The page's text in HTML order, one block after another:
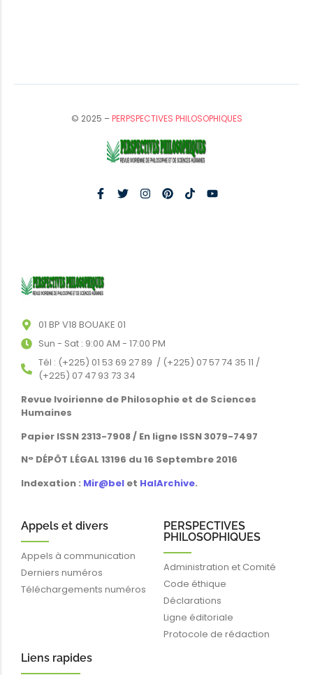
© 2025 –PERPSPECTIVES PHILOSOPHIQUES
01 BP V18 BOUAKE 01
Sun - Sat : 9:00 AM - 17:00 PM
Tél : (+225) 01 53 69 27 89 / (+225) 07 57 74 35 11 /
(+225) 07 47 93 73 34
Revue Ivoirienne de Philosophie et de Sciences
Humaines
Papier ISSN 2313-7908 / En ligne ISSN 3079-7497
N° DÉPÔT LÉGAL 13196 du 16 Septembre 2016
Indexation : Mir@bel et HalArchive.
Appels et divers
Appels à communication
Derniers numéros
Téléchargements numéros
PERSPECTIVES
PHILOSOPHIQUES
Administration et Comité
Code éthique
Déclarations
Ligne éditoriale
Protocole de rédaction
Liens rapides